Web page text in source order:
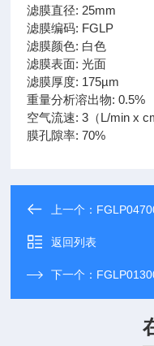
滤膜直径: 25mm
滤膜编码: FGLP
滤膜颜色: 白色
滤膜表面: 光面
滤膜厚度: 175µm
重量分析溶出物: 0.5%
空气流速: 3（L/min x
膜孔隙率: 70%
上一个：
返回列表
下一个：